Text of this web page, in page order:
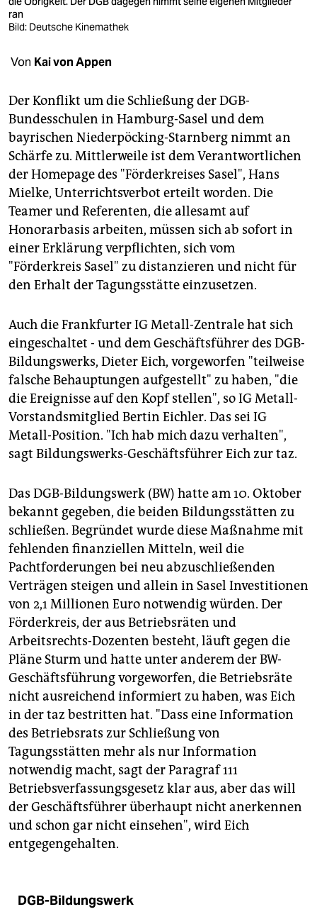
shop
abo
genossenschaft
epaper login
ran
Bild: Deutsche Kinemathek
Von Kai von Appen
Der Konflikt um die Schließung der DGB-
Bundesschulen in Hamburg-Sasel und dem
bayrischen Niederpöcking-Starnberg nimmt an
Schärfe zu. Mittlerweile ist dem Verantwortlichen
der Homepage des "Förderkreises Sasel", Hans
Mielke, Unterrichtsverbot erteilt worden. Die
Teamer und Referenten, die allesamt auf
Honorarbasis arbeiten, müssen sich ab sofort in
einer Erklärung verpflichten, sich vom
"Förderkreis Sasel" zu distanzieren und nicht für
den Erhalt der Tagungsstätte einzusetzen.
Auch die Frankfurter IG Metall-Zentrale hat sich
eingeschaltet - und dem Geschäftsführer des DGB-
Bildungswerks, Dieter Eich, vorgeworfen "teilweise
falsche Behauptungen aufgestellt" zu haben, "die
die Ereignisse auf den Kopf stellen", so IG Metall-
Vorstandsmitglied Bertin Eichler. Das sei IG
Metall-Position. "Ich hab mich dazu verhalten",
sagt Bildungswerks-Geschäftsführer Eich zur taz.
Das DGB-Bildungswerk (BW) hatte am 10. Oktober
bekannt gegeben, die beiden Bildungsstätten zu
schließen. Begründet wurde diese Maßnahme mit
fehlenden finanziellen Mitteln, weil die
Pachtforderungen bei neu abzuschließenden
Verträgen steigen und allein in Sasel Investitionen
von 2,1 Millionen Euro notwendig würden. Der
Förderkreis, der aus Betriebsräten und
Arbeitsrechts-Dozenten besteht, läuft gegen die
Pläne Sturm und hatte unter anderem der BW-
Geschäftsführung vorgeworfen, die Betriebsräte
nicht ausreichend informiert zu haben, was Eich
in der taz bestritten hat. "Dass eine Information
des Betriebsrats zur Schließung von
Tagungsstätten mehr als nur Information
notwendig macht, sagt der Paragraf 111
Betriebsverfassungsgesetz klar aus, aber das will
der Geschäftsführer überhaupt nicht anerkennen
und schon gar nicht einsehen", wird Eich
entgegengehalten.
DGB-Bildungswerk